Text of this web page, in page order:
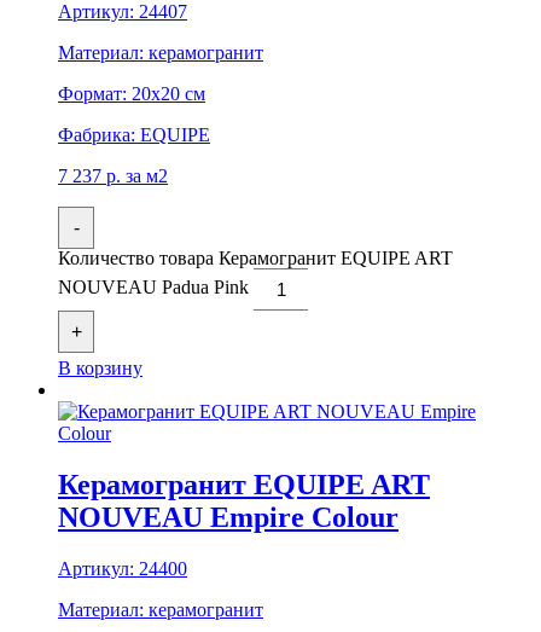
Артикул: 24407
Материал: керамогранит
Формат: 20x20 см
Фабрика: EQUIPE
7 237 р. за м2
-
Количество товара Керамогранит EQUIPE ART
NOUVEAU Padua Pink
+
В корзину
Керамогранит EQUIPE ART
NOUVEAU Empire Colour
Артикул: 24400
Материал: керамогранит